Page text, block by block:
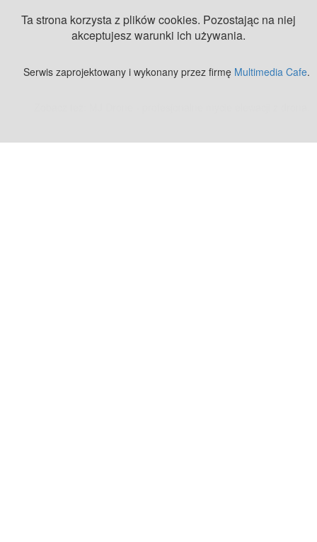
Ta strona korzysta z plików cookies. Pozostając na niej
akceptujesz warunki ich używania.
Serwis zaprojektowany i wykonany przez firmę Multimedia Cafe.